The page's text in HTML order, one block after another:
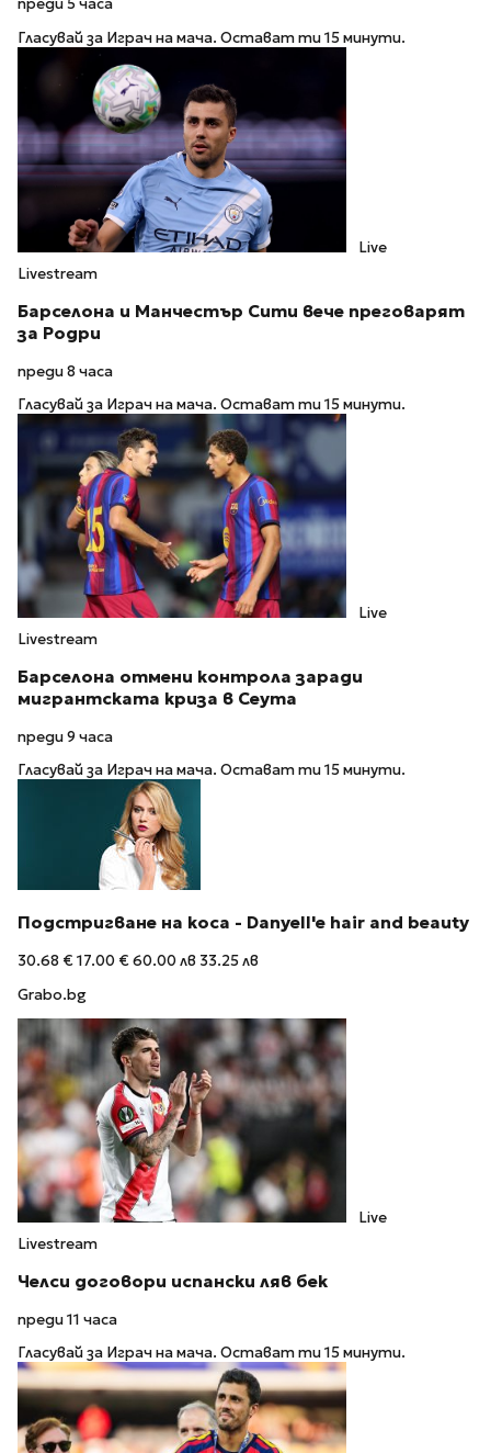
преди 5 часа
Гласувай за Играч на мача. Остават ти 15 минути.
Live
Livestream
Барселона и Манчестър Сити вече преговарят
за Родри
преди 8 часа
Гласувай за Играч на мача. Остават ти 15 минути.
Live
Livestream
Барселона отмени контрола заради
мигрантската криза в Сеута
преди 9 часа
Гласувай за Играч на мача. Остават ти 15 минути.
Подстригване на коса - Danyell'e hair and beauty
30.68 €17.00 €60.00 лв 33.25 лв
Grabo.bg
Live
Livestream
Челси договори испански ляв бек
преди 11 часа
Гласувай за Играч на мача. Остават ти 15 минути.